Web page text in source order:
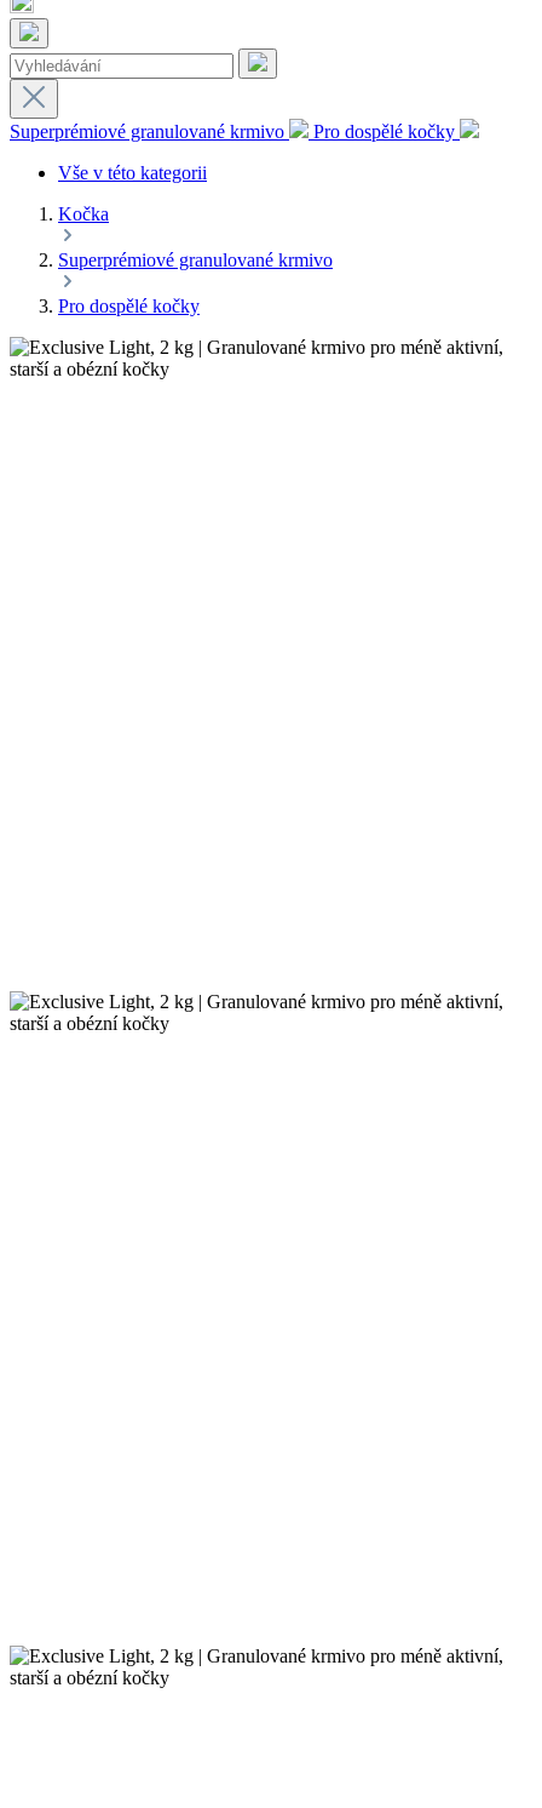
Superprémiové granulované krmivo
Pro dospělé kočky
Vše v této kategorii
Kočka
Superprémiové granulované krmivo
Pro dospělé kočky